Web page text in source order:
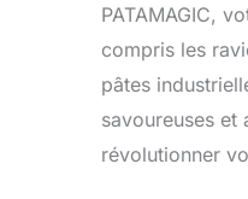
PATAMAGIC,
compris les
pâtes
savoureuses et
révolutionner